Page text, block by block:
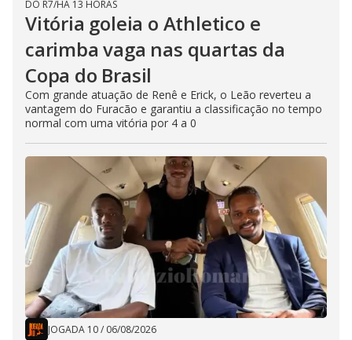
DO R7/HÁ 13 HORAS
Vitória goleia o Athletico e
carimba vaga nas quartas da
Copa do Brasil
Com grande atuação de Renê e Erick, o Leão reverteu a
vantagem do Furacão e garantiu a classificação no tempo
normal com uma vitória por 4 a 0
JOGADA 10/ 06/08/2026